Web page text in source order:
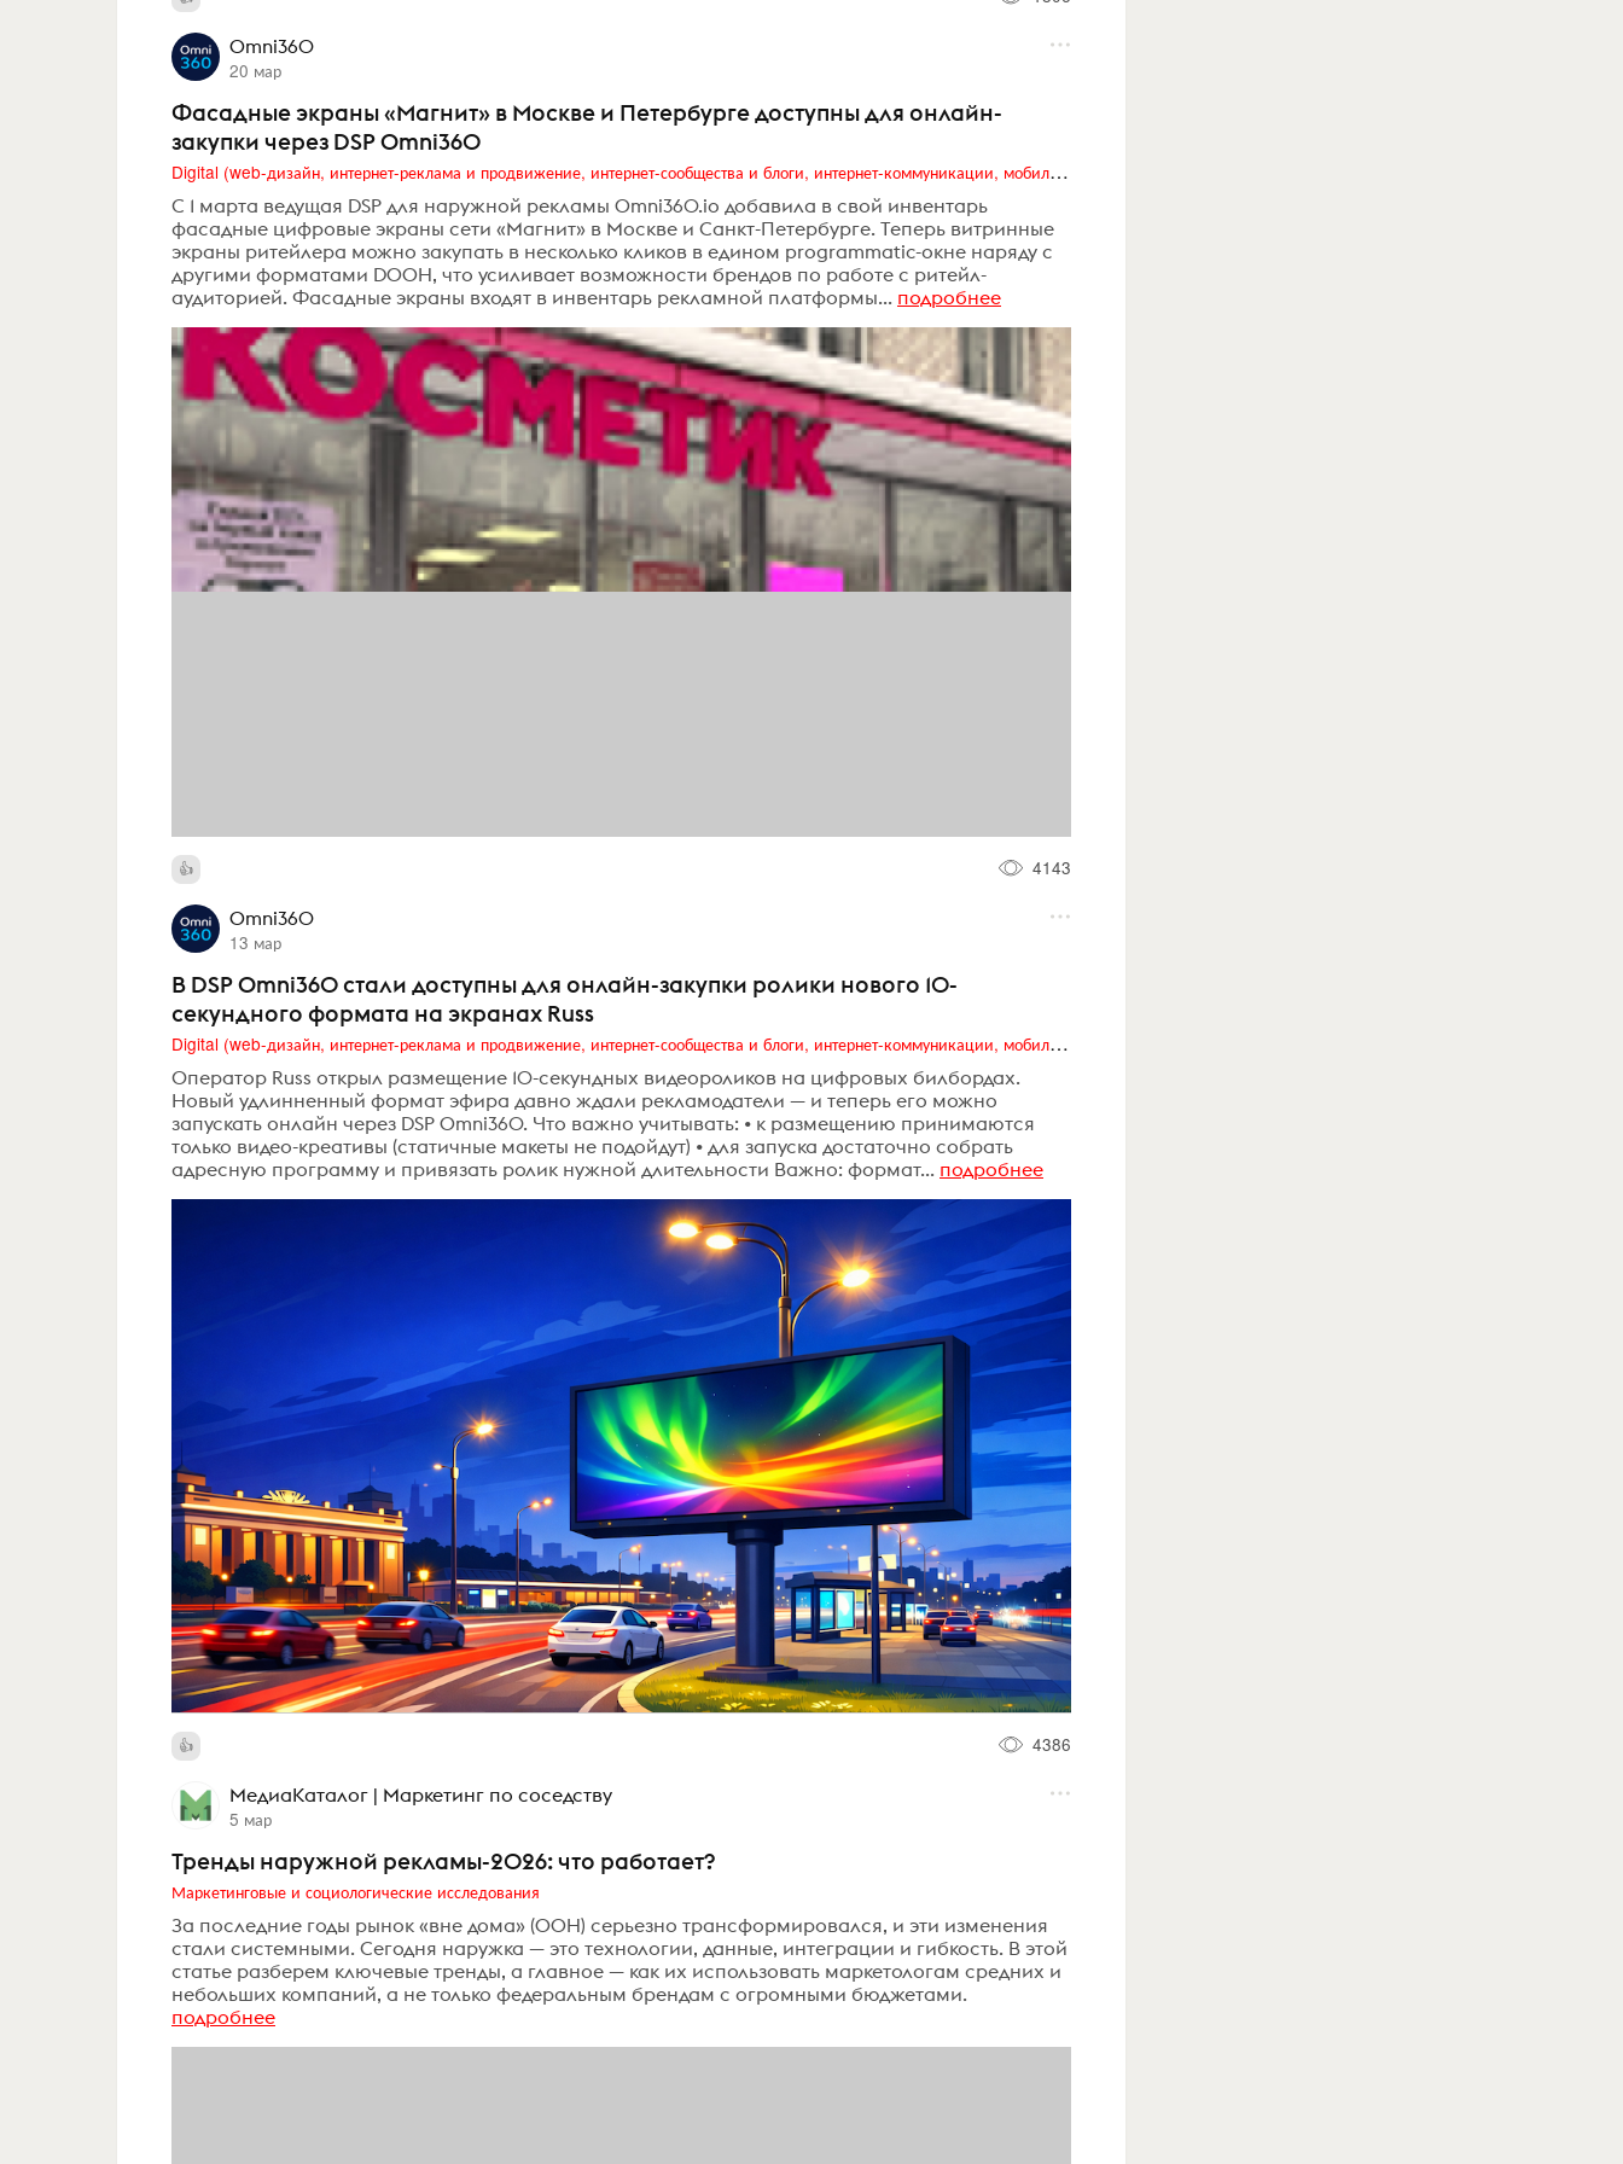
Omni360
20 мар
Фасадные экраны «Магнит» в Москве и Петербурге доступны для онлайн-
закупки через DSP Omni360
Digital (web-дизайн, интернет-реклама и продвижение, интернет-сообщества и блоги, интернет-коммуникации, мобильный маркетинг, реклама на цифровых экранах)
С 1 марта ведущая DSP для наружной рекламы Omni360.io добавила в свой инвентарь
фасадные цифровые экраны сети «Магнит» в Москве и Санкт-Петербурге. Теперь витринные
экраны ритейлера можно закупать в несколько кликов в едином programmatic-окне наряду с
другими форматами DOOH, что усиливает возможности брендов по работе с ритейл-
аудиторией. Фасадные экраны входят в инвентарь рекламной платформы... подробнее
4143
Omni360
13 мар
В DSP Omni360 стали доступны для онлайн-закупки ролики нового 10-
секундного формата на экранах Russ
Digital (web-дизайн, интернет-реклама и продвижение, интернет-сообщества и блоги, интернет-коммуникации, мобильный маркетинг, реклама на цифровых экранах)
Оператор Russ открыл размещение 10-секундных видеороликов на цифровых билбордах.
Новый удлинненный формат эфира давно ждали рекламодатели — и теперь его можно
запускать онлайн через DSP Omni360. Что важно учитывать: • к размещению принимаются
только видео-креативы (статичные макеты не подойдут) • для запуска достаточно собрать
адресную программу и привязать ролик нужной длительности Важно: формат... подробнее
4386
МедиаКаталог | Маркетинг по соседству
5 мар
Тренды наружной рекламы-2026: что работает?
Маркетинговые и социологические исследования
За последние годы рынок «вне дома» (OOH) серьезно трансформировался, и эти изменения
стали системными. Сегодня наружка — это технологии, данные, интеграции и гибкость. В этой
статье разберем ключевые тренды, а главное — как их использовать маркетологам средних и
небольших компаний, а не только федеральным брендам с огромными бюджетами.
подробнее